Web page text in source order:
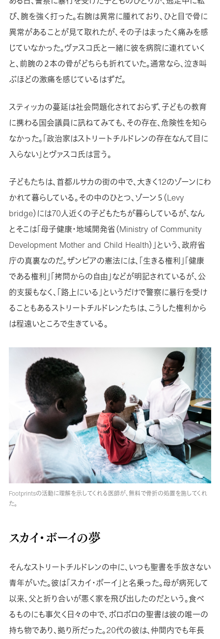
び、腕を強く打った。右腕は異常に腫れており、ひと目で骨に
異常があることが見て取れたが、その子はまったく痛みを感
じていなかった。ヴァスコ氏と一緒に彼を病院に連れていく
と、前腕の２本の骨がどちらも折れていた。通常なら、泣き叫
ぶほどの激痛を感じているはずだ。
スティッカの蔓延は社会問題化されておらず、子どもの教育
に携わる国会議員に訊ねてみても、その存在、危険性を知ら
なかった。「政治家はストリートチルドレンの存在なんて目に
入らない」とヴァスコ氏は言う。
子どもたちは、首都ルサカの街の中で、大きく12のゾーンにわ
かれて暮らしている。その中のひとつ、ゾーン５（Levy
bridge）には70人近くの子どもたちが暮らしているが、なん
とそこは「母子健康・地域開発省（Ministry of Community
Development Mother and Child Health）」という、政府省
庁の真裏なのだ。ザンビアの憲法には、「生きる権利」「健康
である権利」「拷問からの自由」などが明記されているが、公
的支援もなく、「路上にいる」というだけで警察に暴行を受け
ることもあるストリートチルドレンたちは、こうした権利から
は程遠いところで生きている。
Footprintsの活動に理解を示してくれる医師が、無料で骨折の処置を施してくれ
た。
スカイ・ボーイの夢
そんなストリートチルドレンの中に、いつも聖書を手放さない
青年がいた。彼は「スカイ・ボーイ」と名乗った。母が病死して
以来、父と折り合いが悪く家を飛び出したのだという。食べ
るものにも事欠く日々の中で、ボロボロの聖書は彼の唯一の
持ち物であり、拠り所だった。20代の彼は、仲間内でも年長